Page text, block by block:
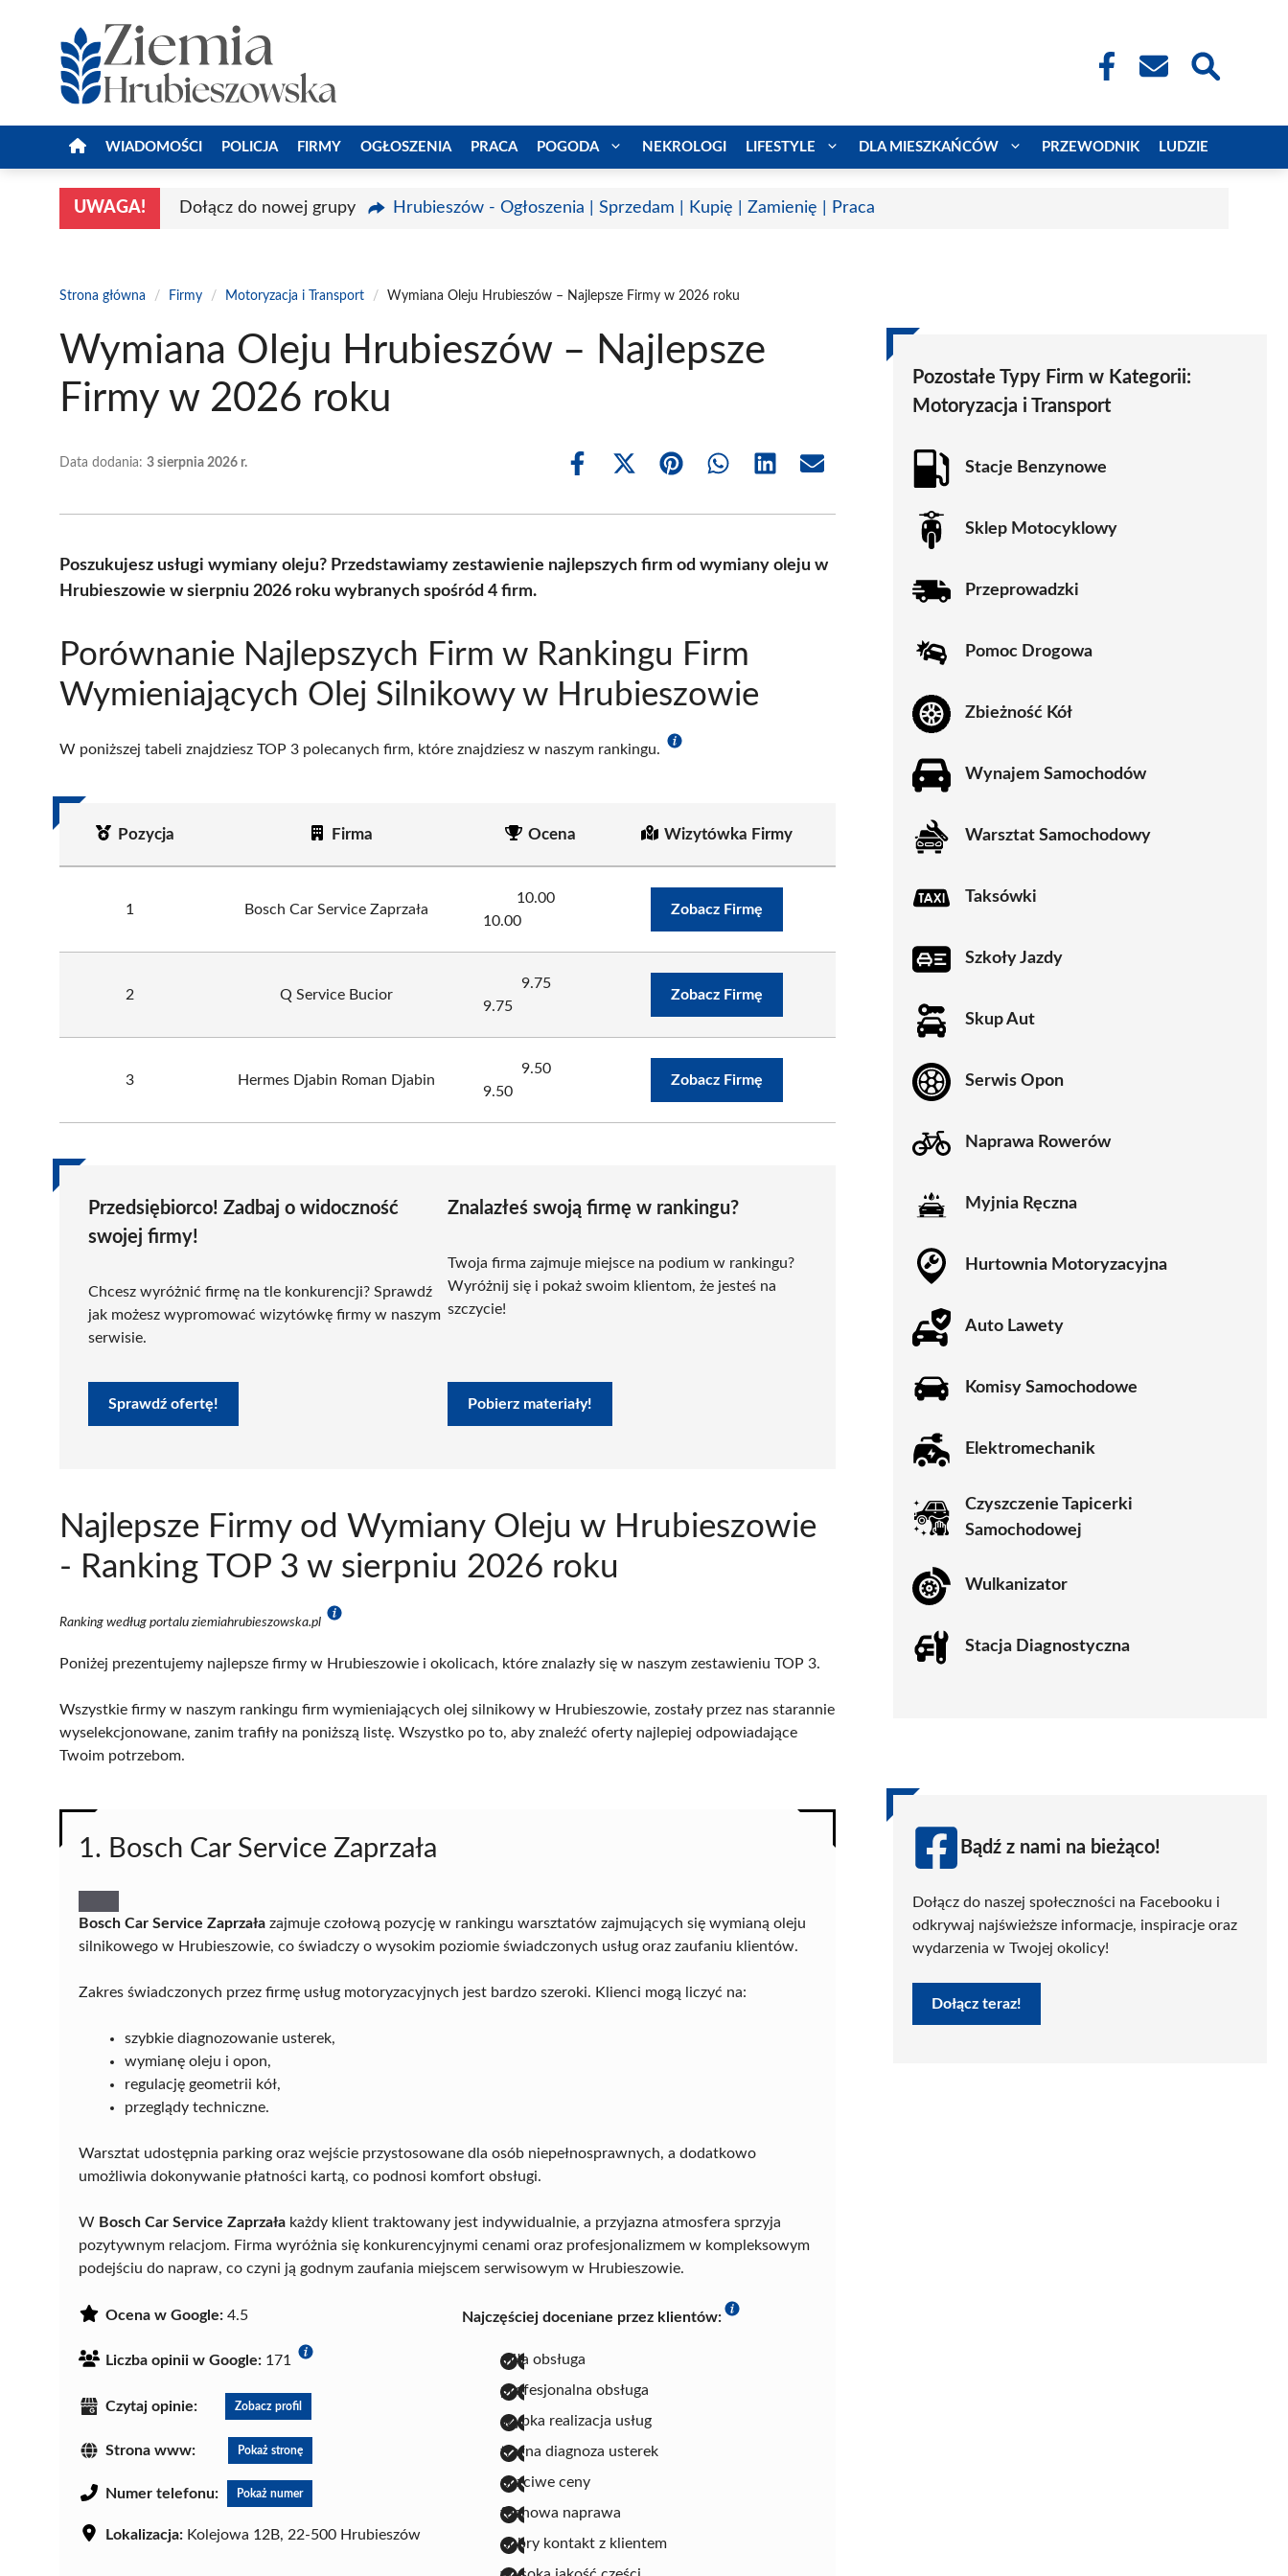
WIADOMOŚCI POLICJA FIRMY OGŁOSZENIA PRACA POGODA NEKROLOGI LIFESTYLE DLA MIESZKAŃCÓW PRZEWODNIK LUDZIE
UWAGA! Dołącz do nowej grupy Hrubieszów - Ogłoszenia | Sprzedam | Kupię | Zamienię | Praca
Strona główna / Firmy / Motoryzacja i Transport / Wymiana Oleju Hrubieszów – Najlepsze Firmy w 2026 roku
Wymiana Oleju Hrubieszów – Najlepsze
Firmy w 2026 roku
Data dodania: 3 sierpnia 2026 r.
Share
Share
(Twitter)
Share Share Share Share
Poszukujesz usługi wymiany oleju? Przedstawiamy zestawienie najlepszych firm od wymiany oleju w
Hrubieszowie w sierpniu 2026 roku wybranych spośród 4 firm.
Porównanie Najlepszych Firm w Rankingu Firm
Wymieniających Olej Silnikowy w Hrubieszowie
W poniższej tabeli znajdziesz TOP 3 polecanych firm, które znajdziesz w naszym rankingu.
Pozycja Firma Ocena Wizytówka Firmy
1 Bosch Car Service Zaprzała
10.00
10.00
Zobacz Firmę
2 Q Service Bucior
9.75
9.75
Zobacz Firmę
3 Hermes Djabin Roman Djabin
9.50
9.50
Zobacz Firmę
Przedsiębiorco! Zadbaj o widoczność
swojej firmy!
Chcesz wyróżnić firmę na tle konkurencji? Sprawdź
jak możesz wypromować wizytówkę firmy w naszym
serwisie.
Sprawdź ofertę!
Znalazłeś swoją firmę w rankingu?
Twoja firma zajmuje miejsce na podium w rankingu?
Wyróżnij się i pokaż swoim klientom, że jesteś na
szczycie!
Pobierz materiały!
Najlepsze Firmy od Wymiany Oleju w Hrubieszowie
- Ranking TOP 3 w sierpniu 2026 roku
Ranking według portalu ziemiahrubieszowska.pl
Poniżej prezentujemy najlepsze firmy w Hrubieszowie i okolicach, które znalazły się w naszym zestawieniu TOP 3.
Wszystkie firmy w naszym rankingu firm wymieniających olej silnikowy w Hrubieszowie, zostały przez nas starannie
wyselekcjonowane, zanim trafiły na poniższą listę. Wszystko po to, aby znaleźć oferty najlepiej odpowiadające
Twoim potrzebom.
1. Bosch Car Service Zaprzała
Bosch Car Service Zaprzała zajmuje czołową pozycję w rankingu warsztatów zajmujących się wymianą oleju
silnikowego w Hrubieszowie, co świadczy o wysokim poziomie świadczonych usług oraz zaufaniu klientów.
Zakres świadczonych przez firmę usług motoryzacyjnych jest bardzo szeroki. Klienci mogą liczyć na:
szybkie diagnozowanie usterek,
wymianę oleju i opon,
regulację geometrii kół,
przeglądy techniczne.
Warsztat udostępnia parking oraz wejście przystosowane dla osób niepełnosprawnych, a dodatkowo
umożliwia dokonywanie płatności kartą, co podnosi komfort obsługi.
W Bosch Car Service Zaprzała każdy klient traktowany jest indywidualnie, a przyjazna atmosfera sprzyja
pozytywnym relacjom. Firma wyróżnia się konkurencyjnymi cenami oraz profesjonalizmem w kompleksowym
podejściu do napraw, co czyni ją godnym zaufania miejscem serwisowym w Hrubieszowie.
Ocena w Google: 4.5
Liczba opinii w Google: 171
Czytaj opinie: Zobacz profil
Strona www: Pokaż stronę
Numer telefonu: Pokaż numer
Lokalizacja: Kolejowa 12B, 22-500 Hrubieszów
Najczęściej doceniane przez klientów:
miła obsługa
profesjonalna obsługa
szybka realizacja usług
trafna diagnoza usterek
uczciwe ceny
fachowa naprawa
dobry kontakt z klientem
Pozostałe Typy Firm w Kategorii:
Motoryzacja i Transport
Stacje Benzynowe
Sklep Motocyklowy
Przeprowadzki
Pomoc Drogowa
Zbieżność Kół
Wynajem Samochodów
Warsztat Samochodowy
Taksówki
Szkoły Jazdy
Skup Aut
Serwis Opon
Naprawa Rowerów
Myjnia Ręczna
Hurtownia Motoryzacyjna
Auto Lawety
Komisy Samochodowe
Elektromechanik
Czyszczenie Tapicerki
Samochodowej
Wulkanizator
Stacja Diagnostyczna
Bądź z nami na bieżąco!
Dołącz do naszej społeczności na Facebooku i
odkrywaj najświeższe informacje, inspiracje oraz
wydarzenia w Twojej okolicy!
Dołącz teraz!